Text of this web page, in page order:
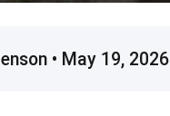
• May 19, 2026